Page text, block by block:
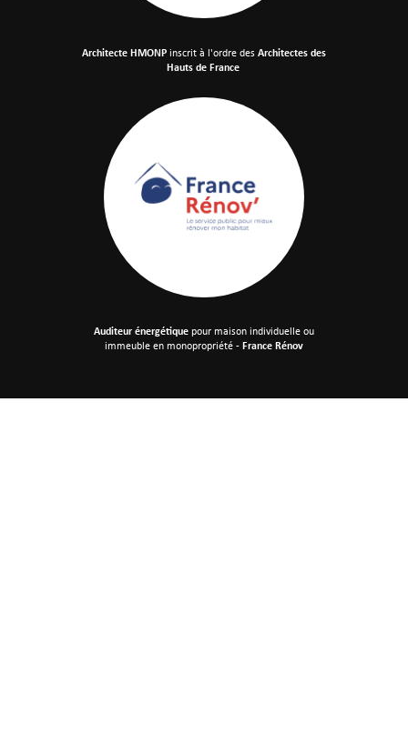
Architecte HMONPinscrit à l'ordre desArchitectes des
Hauts de France
Auditeur énergétiquepour maison individuelleou
immeuble en monopropriété -France Rénov